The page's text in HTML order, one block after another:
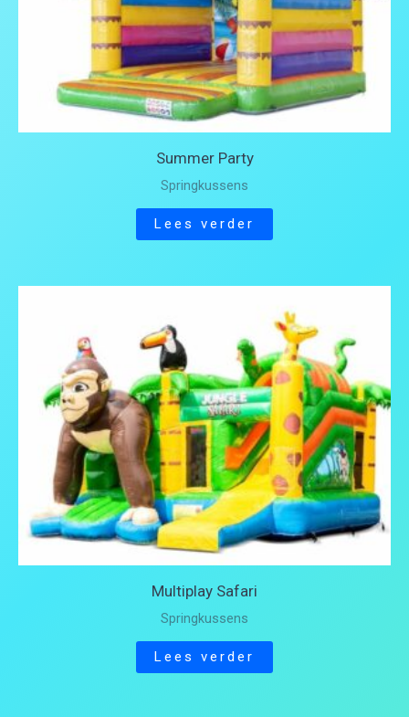
Summer Party
Springkussens
Lees verder
Multiplay Safari
Springkussens
Lees verder